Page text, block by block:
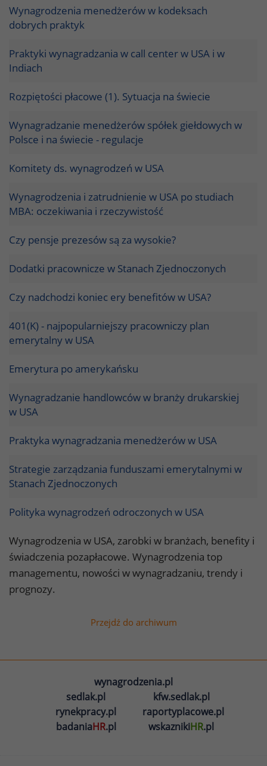
Wynagrodzenia menedżerów w kodeksach
dobrych praktyk
Praktyki wynagradzania w call center w USA i w
Indiach
Rozpiętości płacowe (1). Sytuacja na świecie
Wynagradzanie menedżerów spółek giełdowych w
Polsce i na świecie - regulacje
Komitety ds. wynagrodzeń w USA
Wynagrodzenia i zatrudnienie w USA po studiach
MBA: oczekiwania i rzeczywistość
Czy pensje prezesów są za wysokie?
Dodatki pracownicze w Stanach Zjednoczonych
Czy nadchodzi koniec ery benefitów w USA?
401(K) - najpopularniejszy pracowniczy plan
emerytalny w USA
Emerytura po amerykańsku
Wynagradzanie handlowców w branży drukarskiej
w USA
Praktyka wynagradzania menedżerów w USA
Strategie zarządzania funduszami emerytalnymi w
Stanach Zjednoczonych
Polityka wynagrodzeń odroczonych w USA
Wynagrodzenia w USA, zarobki w branżach, benefity i
świadczenia pozapłacowe. Wynagrodzenia top
managementu, nowości w wynagradzaniu, trendy i
prognozy.
Przejdź do archiwum
wynagrodzenia.pl
sedlak.pl
kfw.sedlak.pl
rynekpracy.pl
raportyplacowe.pl
badaniaHR.pl wskaznikiHR.pl